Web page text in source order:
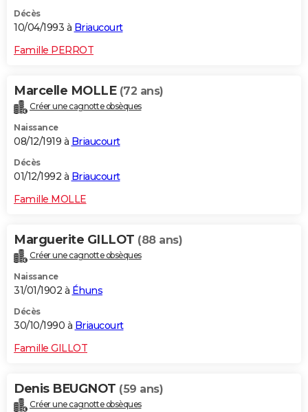
Décès
10/04/1993 à Briaucourt
Famille PERROT
Marcelle MOLLE (72 ans)
Créer une cagnotte obsèques
Naissance
08/12/1919 à Briaucourt
Décès
01/12/1992 à Briaucourt
Famille MOLLE
Marguerite GILLOT (88 ans)
Créer une cagnotte obsèques
Naissance
31/01/1902 à Éhuns
Décès
30/10/1990 à Briaucourt
Famille GILLOT
Denis BEUGNOT (59 ans)
Créer une cagnotte obsèques